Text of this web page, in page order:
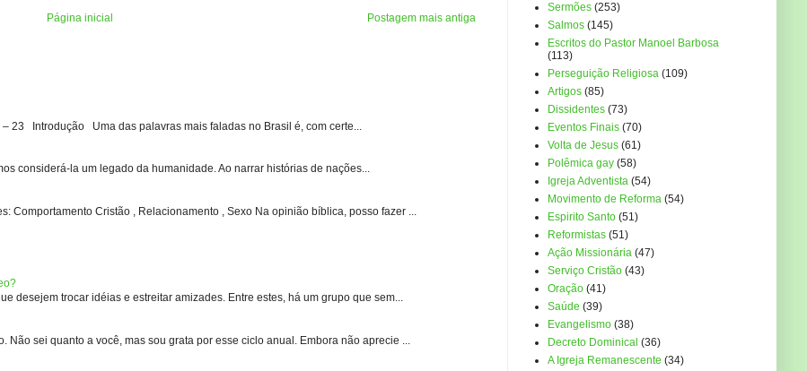
Postagem mais antiga
Página inicial
– 23 Introdução Uma das palavras mais faladas no Brasil é, com certe...
considerá-la um legado da humanidade. Ao narrar histórias de nações...
Comportamento Cristão , Relacionamento , Sexo Na opinião bíblica, posso fazer ...
desejem trocar idéias e estreitar amizades. Entre estes, há um grupo que sem...
Não sei quanto a você, mas sou grata por esse ciclo anual. Embora não aprecie ...
Sermões (253)
Salmos (145)
Escritos do Pastor Manoel Barbosa
(113)
Perseguição Religiosa (109)
Artigos (85)
Dissidentes (73)
Eventos Finais (70)
Volta de Jesus (61)
Polêmica gay (58)
Igreja Adventista (54)
Movimento de Reforma (54)
Espirito Santo (51)
Reformistas (51)
Ação Missionária (47)
Serviço Cristão (43)
Oração (41)
Saúde (39)
Evangelismo (38)
Decreto Dominical (36)
A Igreja Remanescente (34)